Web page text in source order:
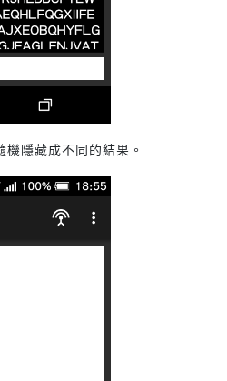
隱藏成不同的結果。